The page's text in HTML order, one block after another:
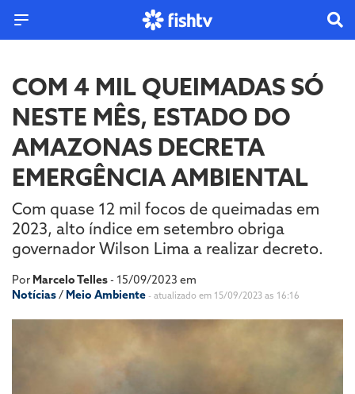
COM 4 MIL QUEIMADAS SÓ
NESTE MÊS, ESTADO DO
AMAZONAS DECRETA
EMERGÊNCIA AMBIENTAL
Com quase 12 mil focos de queimadas em
2023, alto índice em setembro obriga
governador Wilson Lima a realizar decreto.
Por Marcelo Telles- 15/09/2023 em
Notícias/ Meio Ambiente - atualizado em 15/09/2023 as 16:16